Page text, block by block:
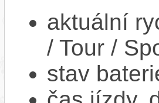
aktuální
/ Tour /
stav